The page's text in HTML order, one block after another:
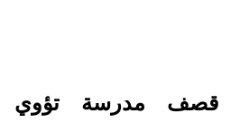
قصف مدرسة تؤوي